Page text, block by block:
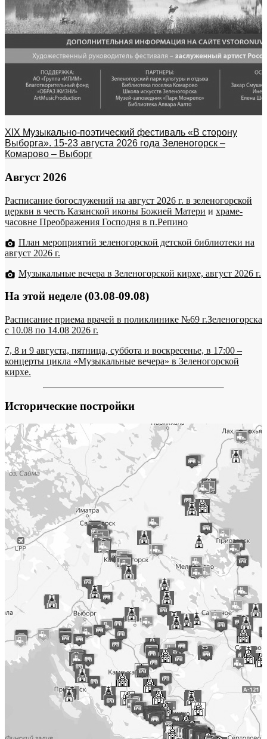
XIX Музыкально-поэтический фестиваль «В сторону
Выборга». 15-23 августа 2026 года Зеленогорск –
Комарово – Выборг
Август 2026
Расписание богослужений на август 2026 г. в зеленогорской
церкви в честь Казанской иконы Божией Матери и храме-
часовне Преображения Господня в п.Репино
План мероприятий зеленогорской детской библиотеки на
август 2026 г.
Музыкальные вечера в Зеленогорской кирхе, август 2026 г.
На этой неделе (03.08-09.08)
Расписание приема врачей в поликлинике №69 г.Зеленогорска
c 10.08 по 14.08 2026 г.
7, 8 и 9 августа, пятница, суббота и воскресенье, в 17:00 –
концерты цикла «Музыкальные вечера» в Зеленогорской
кирхе.
Исторические постройки